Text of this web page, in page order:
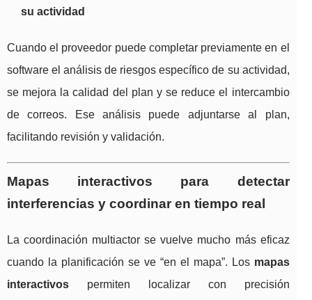
su actividad
Cuando el proveedor puede completar previamente en el
software el análisis de riesgos específico de su actividad,
se mejora la calidad del plan y se reduce el intercambio
de correos. Ese análisis puede adjuntarse al plan,
facilitando revisión y validación.
Mapas interactivos para detectar
interferencias y coordinar en tiempo real
La coordinación multiactor se vuelve mucho más eficaz
cuando la planificación se ve “en el mapa”. Los mapas
interactivos permiten localizar con precisión